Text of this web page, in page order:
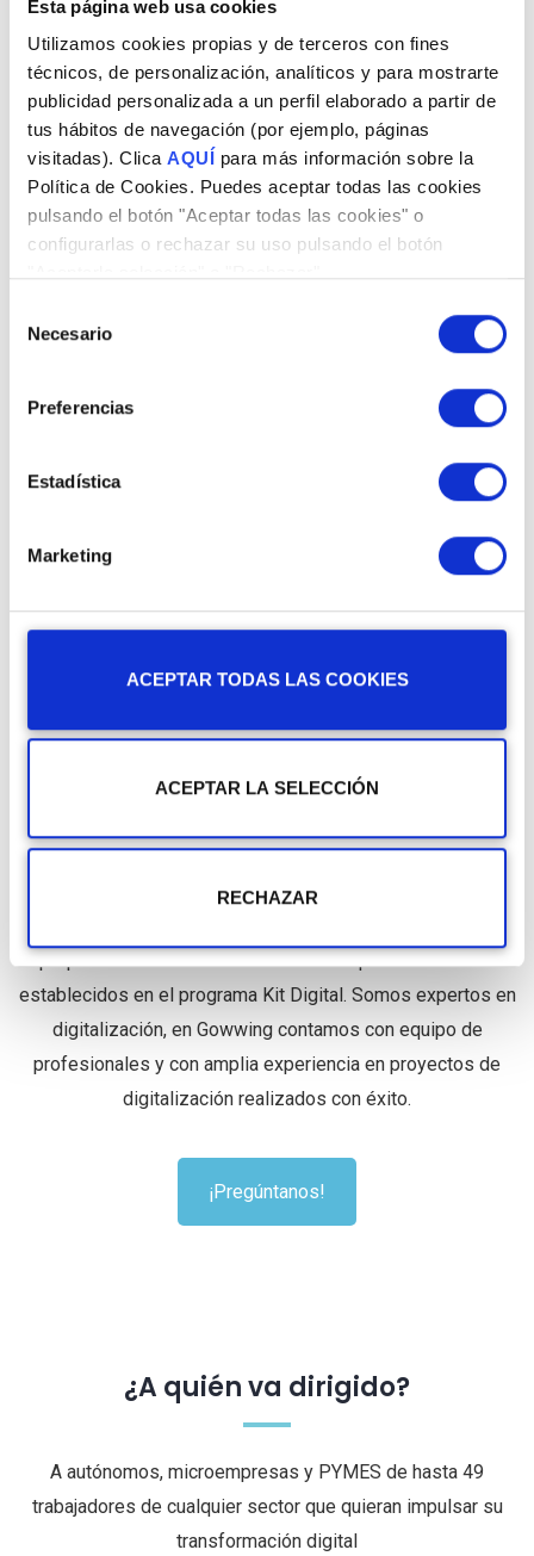
Esta página web usa cookies
Utilizamos cookies propias y de terceros con fines
técnicos, de personalización, analíticos y para mostrarte
publicidad personalizada a un perfil elaborado a partir de
tus hábitos de navegación (por ejemplo, páginas
visitadas). Clica AQUÍ para más información sobre la
Política de Cookies. Puedes aceptar todas las cookies
pulsando el botón "Aceptar todas las cookies" o
configurarlas o rechazar su uso pulsando el botón
Necesario
Preferencias
Estadística
Marketing
ACEPTAR TODAS LAS COOKIES
ACEPTAR LA SELECCIÓN
RECHAZAR
en funcionamiento.
Precio de la solución: De 650€ hasta 2000€.
*Esta solución pertenece al apartado Sitio web y Presencia
en internet del Kit Digital
Gestión de redes sociales. Diseñamos e
implementamos estrategias de Social
Media para generar negocio, hacemos
crecer tu reputación y la comunidad en las
redes.
Precio de la solución: De 250€ a 2500€
Nos hacemos cargo de todo. Te acompañamos en todo el
solicitud, aplicamos la solución digital escogida y
justificamos su ejecución. Aportamos valor añadido. Te
propuestas de valor adicional a los requisitos mínimos
establecidos en el programa Kit Digital. Somos expertos en
digitalización, en Gowwing contamos con equipo de
profesionales y con amplia experiencia en proyectos de
digitalización realizados con éxito.
¡Pregúntanos!
¿A quién va dirigido?
A autónomos, microempresas y PYMES de hasta 49
trabajadores de cualquier sector que quieran impulsar su
transformación digital